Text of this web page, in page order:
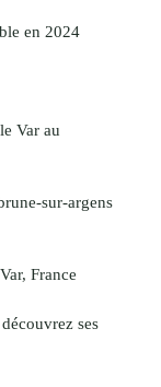
en 2024
Var au
sur-argens
France
ses